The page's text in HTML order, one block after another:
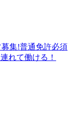
募集!普通免許必須
れて働ける！